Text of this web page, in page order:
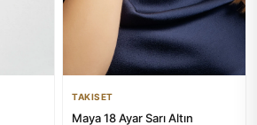
TAKISET
Maya 18 Ayar Sarı Altın